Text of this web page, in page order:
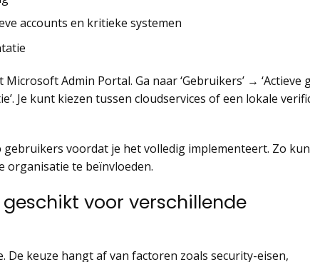
accounts en kritieke systemen
Admin Portal. Ga naar ‘Gebruikers’ → ‘Actieve
Je kunt kiezen tussen cloudservices of een lokale
voordat je het volledig implementeert. Zo
organisatie te beïnvloeden.
voor verschillende
keuze hangt af van factoren zoals security-eisen,